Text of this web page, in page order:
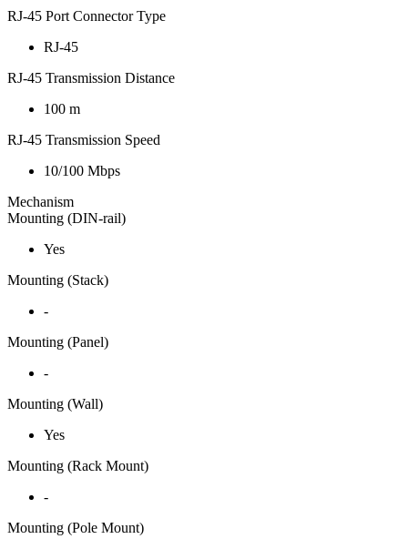
RJ-45 Port Connector Type
RJ-45
RJ-45 Transmission Distance
100 m
RJ-45 Transmission Speed
10/100 Mbps
Mechanism
Mounting (DIN-rail)
Yes
Mounting (Stack)
-
Mounting (Panel)
-
Mounting (Wall)
Yes
Mounting (Rack Mount)
-
Mounting (Pole Mount)